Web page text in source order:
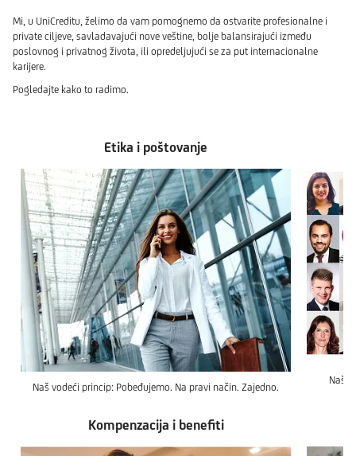
Mi, u UniCreditu, želimo da vam pomognemo da ostvarite profesionalne i
private ciljeve, savladavajući nove veštine, bolje balansirajući između
poslovnog i privatnog života, ili opredeljujući se za put internacionalne
karijere.
Pogledajte kako to radimo.
Etika i poštovanje
Naš vodeći princip: Pobeđujemo. Na pravi način. Zajedno.
Naša
Kompenzacija i benefiti